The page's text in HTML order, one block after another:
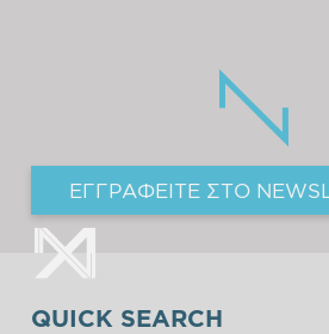
ΕΓΓΡΑΦΕΙΤΕ ΣΤΟ
QUICK SEARCH